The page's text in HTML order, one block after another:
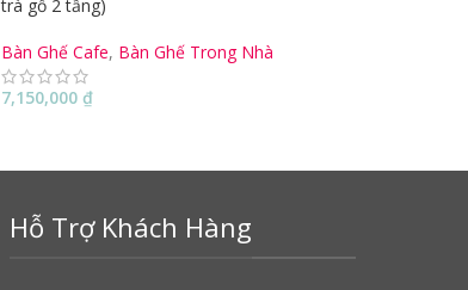
trà gỗ 2 tầng)
Bàn Ghế Cafe, Bàn Ghế Trong Nhà
7,150,000₫
Hỗ Trợ Khách Hàng